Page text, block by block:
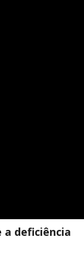
deficiência